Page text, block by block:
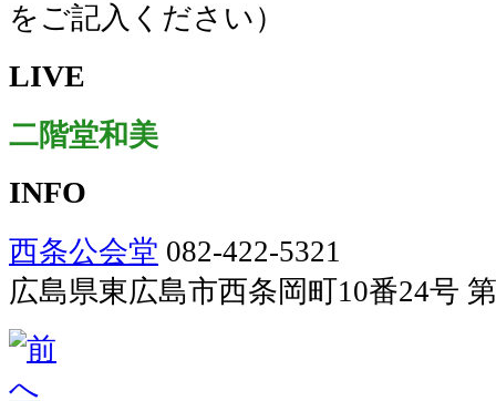
をご記入ください）
LIVE
二階堂和美
INFO
西条公会堂 082-422-5321
広島県東広島市西条岡町10番24号